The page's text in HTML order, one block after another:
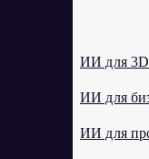
ИИ для 3D
ИИ для
ИИ для